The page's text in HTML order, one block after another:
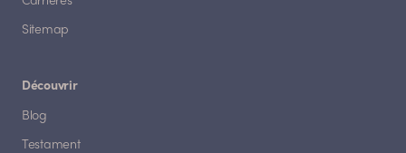
Sitemap
Découvrir
Blog
Testament